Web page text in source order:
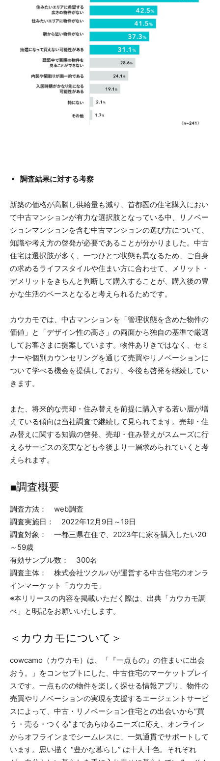
調査結果に対する考察
新築の価格が高騰し供給量も減り、首都圏の住宅購入におい
て中古マンションが有力な選択肢となっている中、リノベー
ションマンションを含む中古マンションの選び方について、
知識や考え方の啓発が必要であることが分かりました。中古
住宅は選択肢が多く、一つひとつ状態も異なるため、ご自身
の求めるライフスタイルや住まい方に合わせて、メリット・
デメリットをきちんと判断して購入することが、購入後の豊
かな生活のベースとなると考えられるためです。
カウカモでは、中古マンションを「管理状態を含めた物件の
価値」と「デザイン性の高さ」の両面から独自の基準で厳選
してお客さまに提案しています。物件ありきではなく、セミ
ナーや個別カウンセリングを通じて売買やリノベーションに
ついて学べる機会を提供しており、今後も啓発を継続してい
きます。
また、将来的な売却・住み替えを前提に購入する若い層が増
えている傾向は当社調査で継続して見られてます。売却・住
み替えに関する知識の啓発、売却・住み替えがスムーズに行
えるサービスの充実なども今後より一層求められていくと考
えられます。
■調査概要
調査方法： web調査
調査実施日： 2022年12月9日～19日
調査対象： 一都三県在住で、2023年に家を購入したい20
～59歳
有効サンプル数： 300名
調査主体： 株式会社ツクルバが運営する中古住宅のオンラ
インマーケット「カウカモ」
※本リリースの内容を掲載いただく際は、出典「カウカモ調
べ」と明記をお願いいたします。
＜カウカモについて＞
cowcamo（カウカモ）は、「『一点もの』の住まいに出会
おう。」をコンセプトにした、中古住宅のマーケットプレイ
スです。一点ものの物件を楽しく探せる情報アプリ、物件の
売買やリノベーションの実現を支援するエージェントサービ
スによって、中古・リノベーション住宅との出会いから“買
う・売る・つくる”まであらゆるニーズに応え、オンライン
からオフラインまでシームレスに、一気通貫でサポートして
います。思い描く “豊かな暮らし” は十人十色。それぞれ